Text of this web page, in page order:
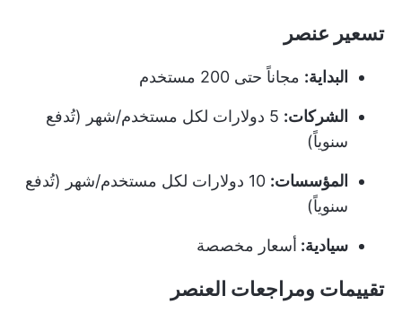
تسعير عنصر
البداية: مجاناً حتى 200 مستخدم
الشركات:
5 دولارات لكل مستخدم/شهر (تُدفع
سنوياً)
المؤسسات:
10 دولارات لكل مستخدم/شهر (تُدفع
سنوياً)
سيادية: أسعار مخصصة
تقييمات ومراجعات العنصر